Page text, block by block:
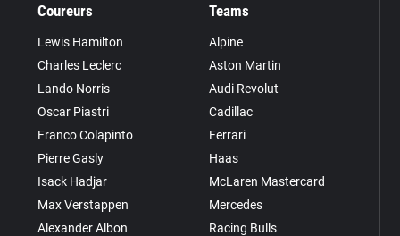
Coureurs
Lewis Hamilton
Charles Leclerc
Lando Norris
Oscar Piastri
Franco Colapinto
Pierre Gasly
Isack Hadjar
Max Verstappen
Alexander Albon
Teams
Alpine
Aston Martin
Audi Revolut
Cadillac
Ferrari
Haas
McLaren Mastercard
Mercedes
Racing Bulls